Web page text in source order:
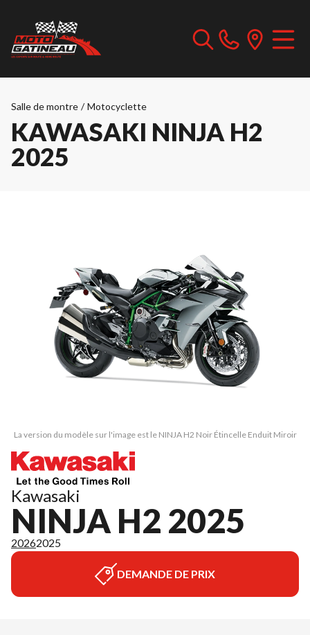
Salle de montre / Motocyclette
KAWASAKI NINJA H2
2025
La version du modèle sur l'image est le NINJA H2 Noir Étincelle Enduit Miroir
Kawasaki
NINJA H2 2025
20262025
DEMANDE DE PRIX